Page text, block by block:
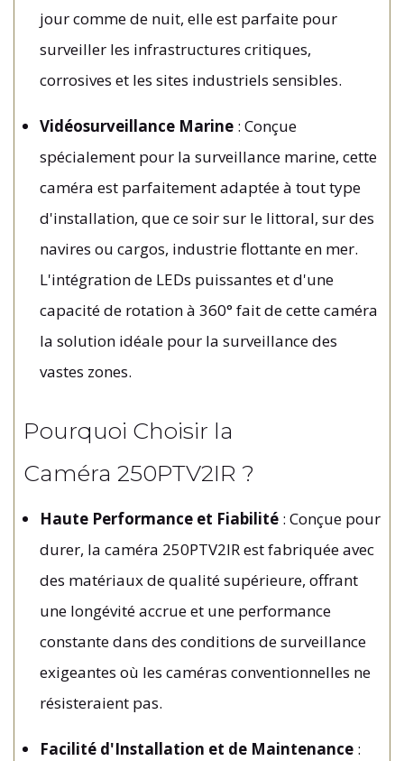
jour comme de nuit, elle est parfaite pour
surveiller les infrastructures critiques,
corrosives et les sites industriels sensibles.
Vidéosurveillance Marine : Conçue
spécialement pour la surveillance marine, cette
caméra est parfaitement adaptée à tout type
d'installation, que ce soir sur le littoral, sur des
navires ou cargos, industrie flottante en mer.
L'intégration de LEDs puissantes et d'une
capacité de rotation à 360° fait de cette caméra
la solution idéale pour la surveillance des
vastes zones.
Pourquoi Choisir la
Caméra 250PTV2IR ?
Haute Performance et Fiabilité : Conçue pour
durer, la caméra 250PTV2IR est fabriquée avec
des matériaux de qualité supérieure, offrant
une longévité accrue et une performance
constante dans des conditions de surveillance
exigeantes où les caméras conventionnelles ne
résisteraient pas.
Facilité d'Installation et de Maintenance :